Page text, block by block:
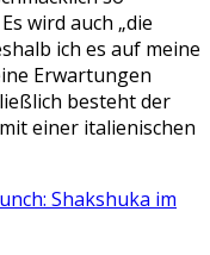
wird auch „die
ich es auf meine
Erwartungen
besteht der
einer italienischen
Shakshuka im